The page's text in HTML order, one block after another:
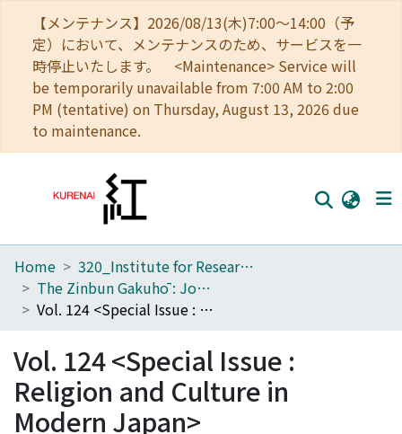
【メンテナンス】2026/08/13(木)7:00～14:00（予
定）において、メンテナンスのため、サービスを一
時停止いたします。 <Maintenance> Service will
be temporarily unavailable from 7:00 AM to 2:00
PM (tentative) on Thursday, August 13, 2026 due
to maintenance.
Home
Communities
Download Ranking
Access Statistics
Home
320_Institute for Research in Humanities
The Zinbun Gakuhō : Journal of Humanities
Vol. 124 <Special Issue : Religion and Culture in Modern Japan>
Vol. 124 <Special Issue :
Religion and Culture in
Modern Japan>